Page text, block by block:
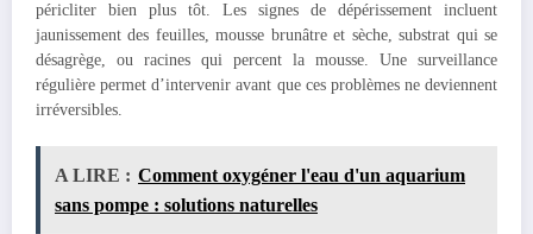
péricliter bien plus tôt. Les signes de dépérissement incluent
jaunissement des feuilles, mousse brunâtre et sèche, substrat qui se
désagrège, ou racines qui percent la mousse. Une surveillance
régulière permet d’intervenir avant que ces problèmes ne deviennent
irréversibles.
A LIRE : Comment oxygéner l'eau d'un aquarium
sans pompe : solutions naturelles